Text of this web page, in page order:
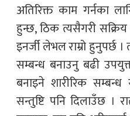
अतिरिक्त काम गर्नका
हुन्छ, ठिक त्यसैगरी
इनर्जी लेभल राम्रो हुनुपर्छ
सम्बन्ध बनाउनु बढी
बनाइने शारीरिक सम्बन्ध
सन्तुष्टि पनि दिलाउँछ ।